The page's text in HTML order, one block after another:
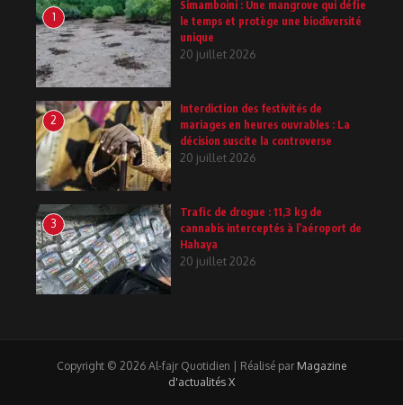
1
Simamboini : Une mangrove qui défie
le temps et protège une biodiversité
unique
20 juillet 2026
2
Interdiction des festivités de
mariages en heures ouvrables : La
décision suscite la controverse
20 juillet 2026
3
Trafic de drogue : 11,3 kg de
cannabis interceptés à l’aéroport de
Hahaya
20 juillet 2026
Copyright © 2026 Al-fajr Quotidien | Réalisé par Magazine
d'actualités X